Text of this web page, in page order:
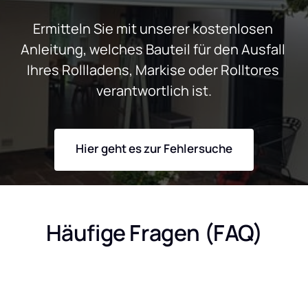
Ermitteln Sie mit unserer kostenlosen
Anleitung, welches Bauteil für den Ausfall
Ihres Rollladens, Markise oder Rolltores
verantwortlich ist.
Hier geht es zur Fehlersuche
Häufige Fragen (FAQ)